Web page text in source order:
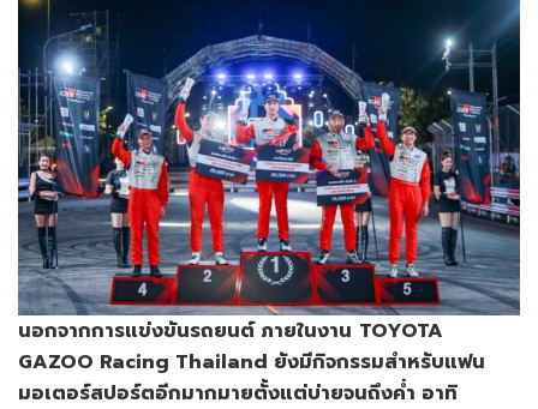
นอกจากการแข่งขันรถยนต์ ภายในงาน TOYOTA
GAZOO Racing Thailand ยังมีกิจกรรมสำหรับแฟน
มอเตอร์สปอร์ตอีกมากมายตั้งแต่บ่ายจนถึงค่ำ อาทิ